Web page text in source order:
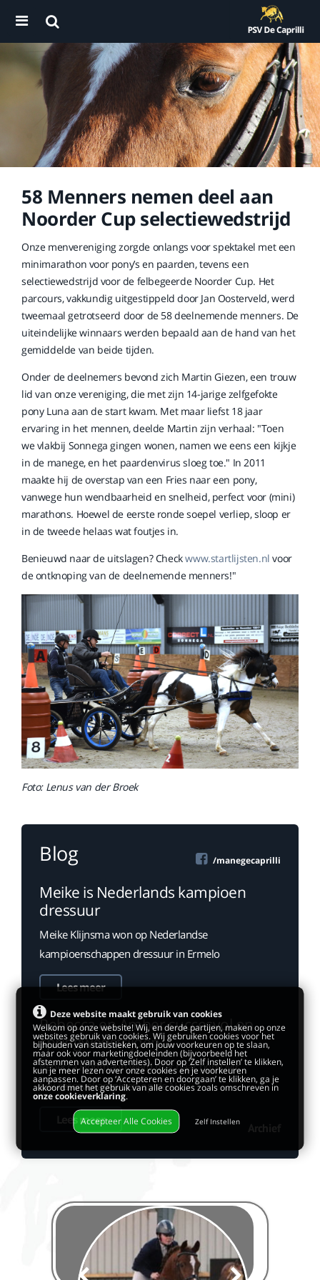
58 Menners nemen deel aan
Noorder Cup selectiewedstrijd
Onze menvereniging zorgde onlangs voor spektakel met een
minimarathon voor pony’s en paarden, tevens een
selectiewedstrijd voor de felbegeerde Noorder Cup. Het
parcours, vakkundig uitgestippeld door Jan Oosterveld, werd
tweemaal getrotseerd door de 58 deelnemende menners. De
uiteindelijke winnaars werden bepaald aan de hand van het
gemiddelde van beide tijden.
Onder de deelnemers bevond zich Martin Giezen, een trouw
lid van onze vereniging, die met zijn 14-jarige zelfgefokte
pony Luna aan de start kwam. Met maar liefst 18 jaar
ervaring in het mennen, deelde Martin zijn verhaal: "Toen
we vlakbij Sonnega gingen wonen, namen we eens een kijkje
in de manege, en het paardenvirus sloeg toe." In 2011
maakte hij de overstap van een Fries naar een pony,
vanwege hun wendbaarheid en snelheid, perfect voor (mini)
marathons. Hoewel de eerste ronde soepel verliep, sloop er
in de tweede helaas wat foutjes in.
Benieuwd naar de uitslagen? Checkwww.startlijsten.nl voor
de ontknoping van de deelnemende menners!"
Foto: Lenus van der Broek
Blog /manegecaprilli
Meike is Nederlands kampioen
dressuur
Meike Klijnsma won op Nederlandse
kampioenschappen dressuur in Ermelo
Lees meer
Rebecca en Amber succesvol op
springwedstrijden
Rebecca Hoffmann werd met haar pony Mr.
Lex reservekampioen op de N...
Lees meer
Deze website maakt gebruik van cookies
Welkom op onze website! Wij, en derde partijen, maken op onze
websites gebruik van cookies. Wij gebruiken cookies voor het
bijhouden van statistieken, om jouw voorkeuren op te slaan,
maar ook voor marketingdoeleinden (bijvoorbeeld het
afstemmen van advertenties). Door op ‘Zelf instellen’ te klikken,
kun je meer lezen over onze cookies en je voorkeuren
aanpassen. Door op ‘Accepteren en doorgaan’ te klikken, ga je
akkoord met het gebruik van alle cookies zoals omschreven in
onze cookieverklaring.
Accepteer Alle Cookies Zelf Instellen